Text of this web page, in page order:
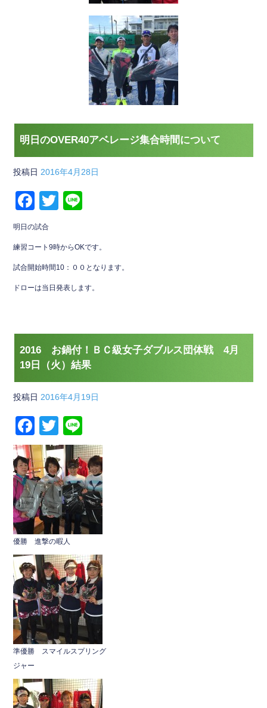
明日のOVER40アベレージ集合時間について
投稿日 2016年4月28日
F
a
c
e
b
o
k
T
tt
er
e
明日の試合
練習コート9時からOKです。
試合開始時間10：００となります。
ドローは当日発表します。
2016 お鍋付！ＢＣ級女子ダブルス団体戦 4月
19日（火）結果
投稿日 2016年4月19日
F
a
c
e
b
o
o
k
T
wi
tt
er
n
e
優勝 進撃の暇人
準優勝 スマイルスプリング
ジャー